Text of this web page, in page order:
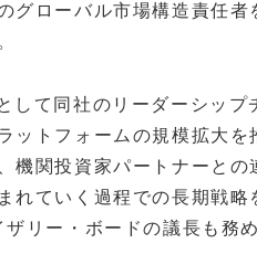
グローバル市場構造責任者
て同社のリーダーシップ
ットフォームの規模拡大を
機関投資家パートナーとの
れていく過程での長期戦略
リー・ボードの議長も務